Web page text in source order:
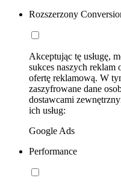
Rozszerzony
Akceptując tę usługę,
sukces naszych reklam
ofertę reklamową. W
zaszyfrowane dane
dostawcami
ich usług:
Google Ads
Performance